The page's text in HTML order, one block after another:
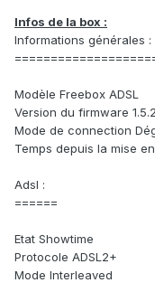
Infos de la box :
Informations générales :
Modèle Freebox ADSL
Version du firmware
Mode de connection
Temps depuis la mise
Adsl :
======
Etat Showtime
Protocole ADSL2+
Mode Interleaved